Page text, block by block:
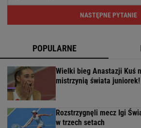
NASTĘPNE PYTANIE
POPULARNE
Wielki bieg Anastazji Kuś
mistrzynią świata juniorek!
Rozstrzygnęli mecz Igi
w trzech setach